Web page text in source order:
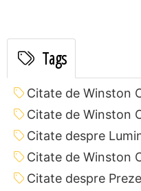
Tags
Citate de Winston
Citate de Winston
Citate despre
Citate de Winston
Citate despre